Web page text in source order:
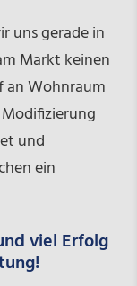
uns gerade in
Markt keinen
an Wohnraum
und
ein
viel Erfolg